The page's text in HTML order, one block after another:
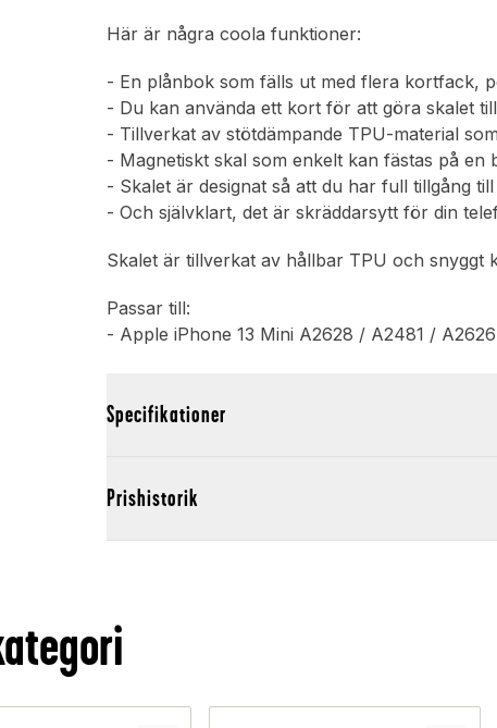
Här är några coola funktioner:
- En plånbok som fälls ut med flera kortfack,
- Du kan använda ett kort för att göra skalet
- Tillverkat av stötdämpande TPU-material
- Magnetiskt skal som enkelt kan fästas på en
- Skalet är designat så att du har full tillgång
- Och självklart, det är skräddarsytt för din
Skalet är tillverkat av hållbar TPU och snyggt
Passar till:
- Apple iPhone 13 Mini A2628 / A2481 /
Specifikationer
Prishistorik